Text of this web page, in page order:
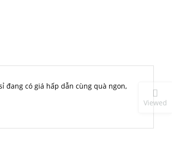
đang có giá hấp dẫn cùng quà ngon,
Viewed